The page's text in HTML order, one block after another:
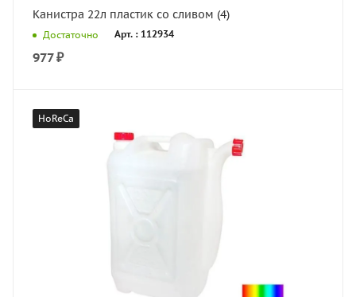
Канистра 22л пластик со сливом (4)
Достаточно Арт. : 112934
977₽
HoReCa